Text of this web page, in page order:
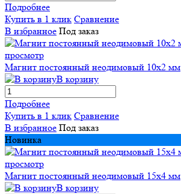
Подробнее
Купить в 1 клик Сравнение
В избранное Под заказ
просмотр
Магнит постоянный неодимовый 10х2 мм
В корзину
Подробнее
Купить в 1 клик Сравнение
В избранное Под заказ
Новинка
просмотр
Магнит постоянный неодимовый 15х4 мм
В корзину